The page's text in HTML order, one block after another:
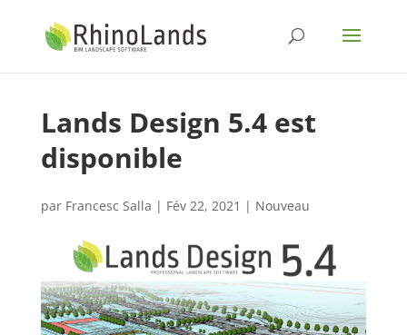
Lands Design 5.4 est
disponible
par Francesc Salla | Fév 22, 2021 | Nouveau